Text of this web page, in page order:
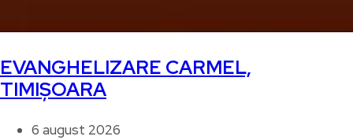
EVANGHELIZARE CARMEL,
TIMIȘOARA
6 august 2026